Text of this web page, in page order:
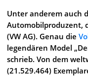
Unter anderem auch
Automobilproduzent,
(VW AG). Genau die
legendären Model
schrieb. Von dem
(21.529.464)